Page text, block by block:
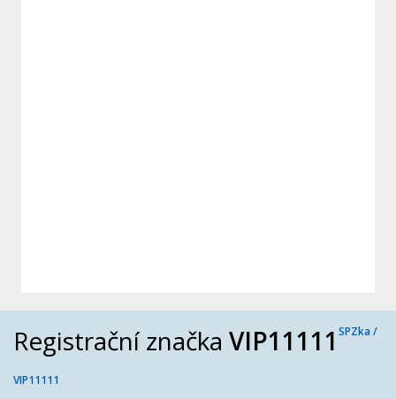
Registrační značka VIP11111 SPZka /
VIP11111